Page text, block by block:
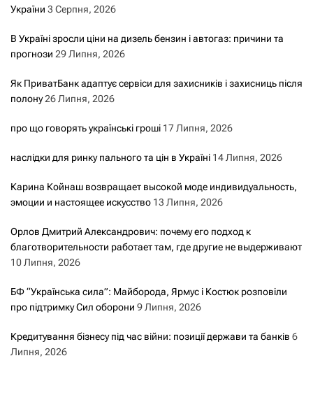
України 3 Серпня, 2026
В Україні зросли ціни на дизель бензин і автогаз: причини та
прогнози 29 Липня, 2026
Як ПриватБанк адаптує сервіси для захисників і захисниць після
полону26 Липня, 2026
про що говорять українські гроші 17 Липня, 2026
наслідки для ринку пального та цін в Україні 14 Липня, 2026
Карина Койнаш возвращает высокой моде индивидуальность,
эмоции и настоящее искусство 13 Липня, 2026
Орлов Дмитрий Александрович: почему его подход к
благотворительности работает там, где другие не выдерживают
10 Липня, 2026
БФ “Українська сила”: Майборода, Ярмус і Костюк розповіли
про підтримку Сил оборони 9 Липня, 2026
Кредитування бізнесу під час війни: позиції держави та банків 6
Липня, 2026